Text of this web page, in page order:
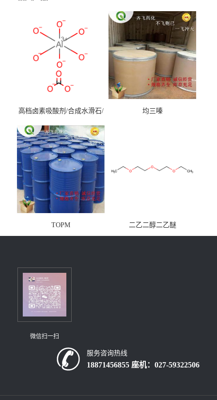
高档卤素吸酸剂/合成水滑石/
均三嗪
TOPM 二乙二醇二乙醚
微信扫一扫
服务咨询热线
18871456855 座机：027-59322506